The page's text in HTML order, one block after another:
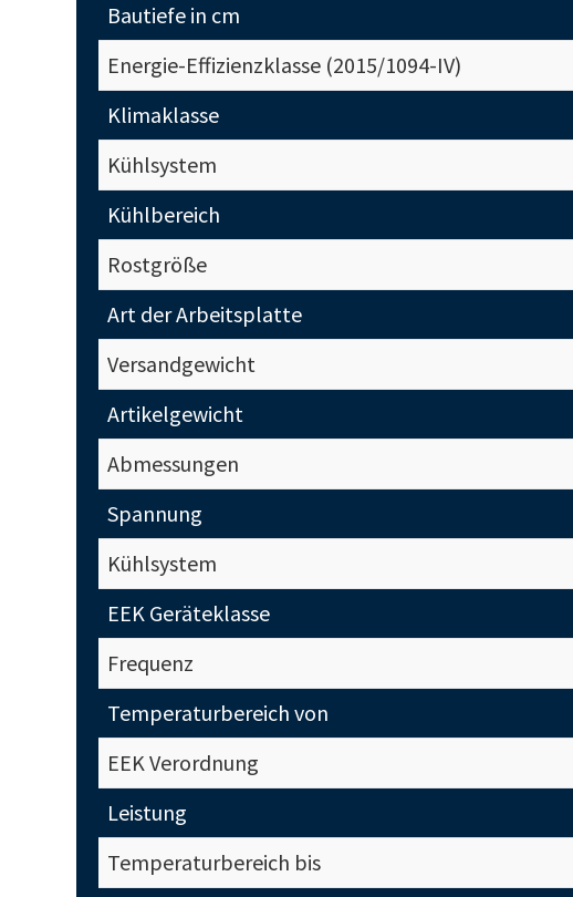
Bautiefe in cm
Energie-Effizienzklasse (2015/1094-IV)
Klimaklasse
Kühlsystem
Kühlbereich
Rostgröße
Art der Arbeitsplatte
Versandgewicht
Artikelgewicht
Abmessungen
Spannung
Kühlsystem
EEK Geräteklasse
Frequenz
Temperaturbereich von
EEK Verordnung
Leistung
Temperaturbereich bis